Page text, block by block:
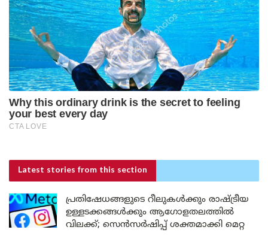
Latest stories from this section
പ്രതിഷേധങ്ങളുടെ റീലുകൾക്കും രാഷ്ട്രീയ
ഉള്ളടക്കങ്ങൾക്കും ആഗോളതലത്തിൽ
വിലക്ക്; സെൻസർഷിപ്പ് ശക്തമാക്കി മെറ്റ